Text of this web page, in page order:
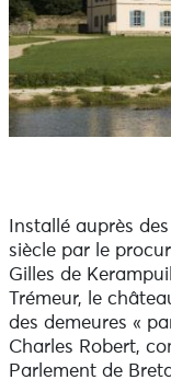
Installé auprès
siècle par le
Gilles de
Trémeur, le
des demeures «
Charles Robert,
Parlement de